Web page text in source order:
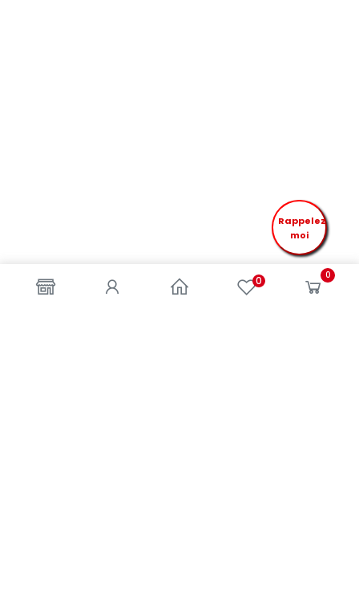
0 0
Rappelez
moi